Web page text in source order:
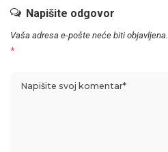
Napišite odgovor
Vaša adresa e-pošte neće biti objavljena.
*